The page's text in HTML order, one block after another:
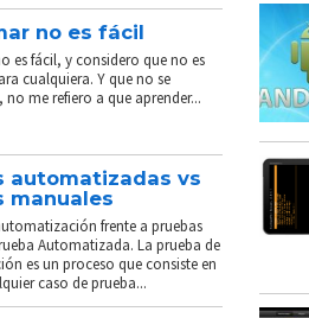
no es fácil
es fácil, y considero que no es
cualquiera. Y que no se
me refiero a que aprender...
automatizadas vs
manuales
frente a pruebas
Automatizada. La prueba de
es un proceso que consiste en
caso de prueba...